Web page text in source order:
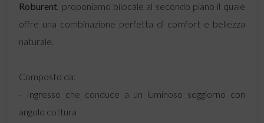
Roburent , proponiamo bilocale al secondo piano il quale
offre una combinazione perfetta di comfort e bellezza
naturale.
Composto da:
- Ingresso che conduce a un luminoso soggiorno con
angolo cottura